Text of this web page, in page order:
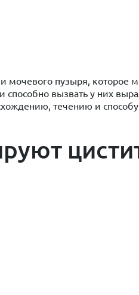
мочевого пузыря,
способно вызвать у них
течению и способу